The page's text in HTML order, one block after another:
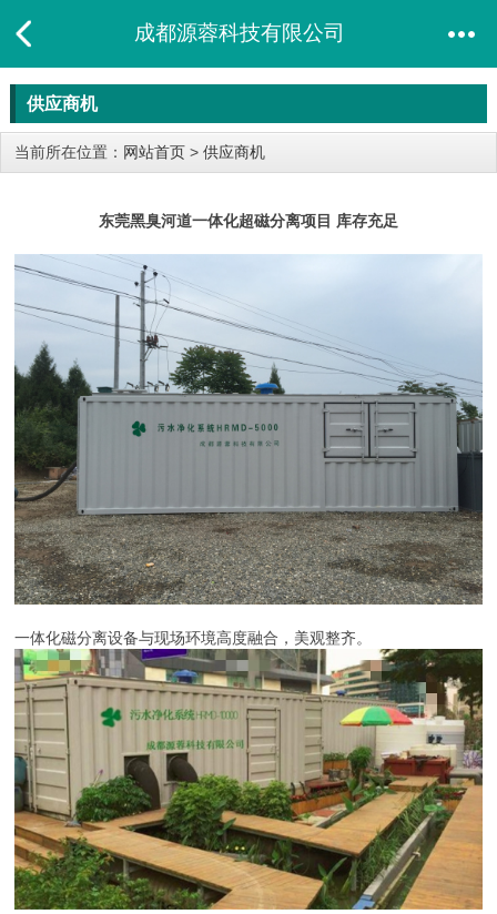
成都源蓉科技有限公司
供应商机
当前所在位置： 网站首页 > 供应商机
东莞黑臭河道一体化超磁分离项目 库存充足
一体化磁分离设备与现场环境高度融合，美观整齐。